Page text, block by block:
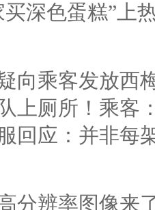
买深色蛋糕”上
向乘客发放西
上厕所！乘客
回应：并非每
分辨率图像来